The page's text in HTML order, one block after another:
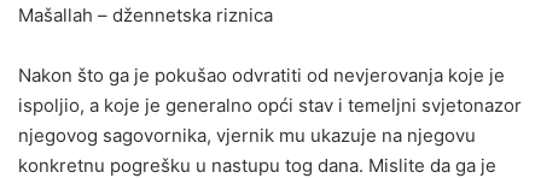
Mašallah – džennetska riznica
Nakon što ga je pokušao odvratiti od nevjerovanja koje je
ispoljio, a koje je generalno opći stav i temeljni svjetonazor
njegovog sagovornika, vjernik mu ukazuje na njegovu
konkretnu pogrešku u nastupu tog dana. Mislite da ga je